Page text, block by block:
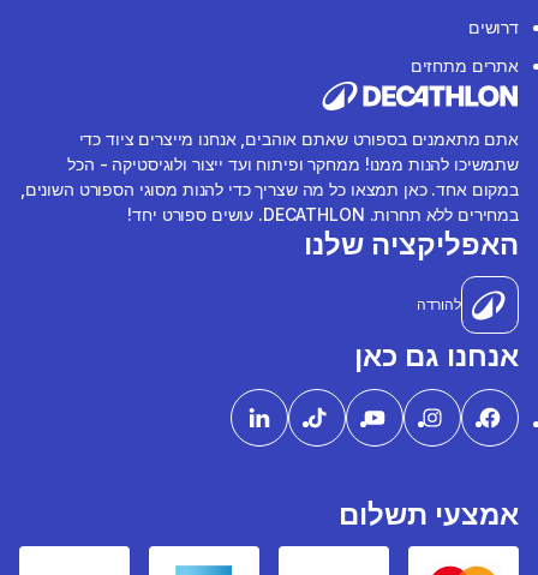
דרושים
אתרים מתחזים
אתם מתאמנים בספורט שאתם אוהבים, אנחנו מייצרים ציוד כדי
שתמשיכו להנות ממנו! ממחקר ופיתוח ועד ייצור ולוגיסטיקה - הכל
במקום אחד. כאן תמצאו כל מה שצריך כדי להנות מסוגי הספורט השונים,
במחירים ללא תחרות. DECATHLON. עושים ספורט יחד!
האפליקציה שלנו
להורדה
אנחנו גם כאן
אמצעי תשלום